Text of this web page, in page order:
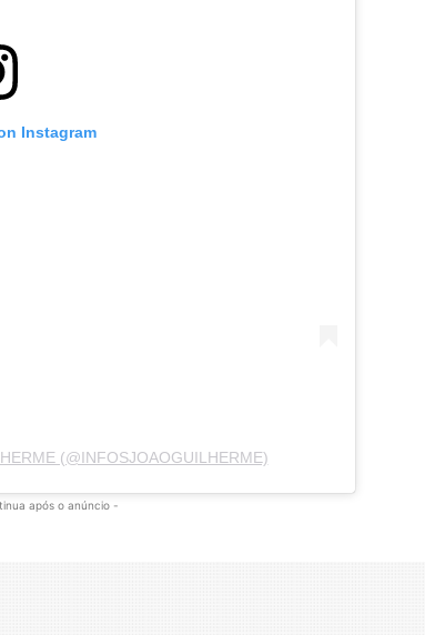
Instagram
(@INFOSJOAOGUILHERME)
após o anúncio -